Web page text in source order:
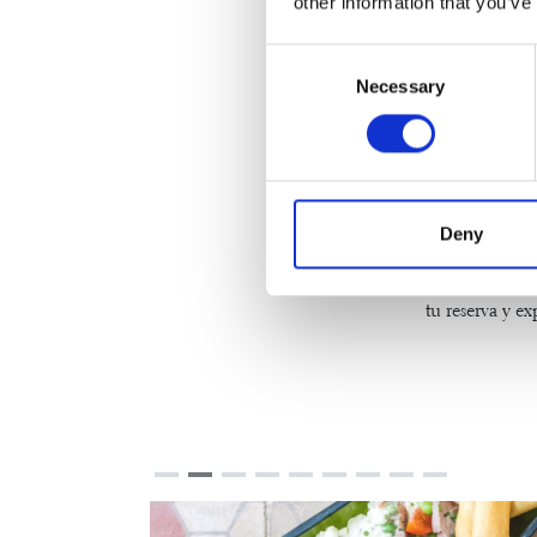
Necessary
Deny
creando un
relajante o un
una
En Mas
tu reserva y